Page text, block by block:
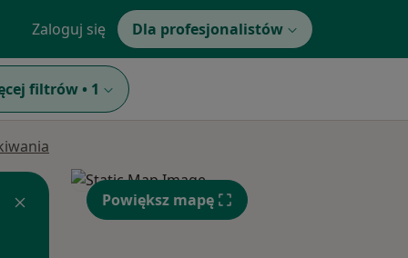
Zaloguj się Dla profesjonalistów
filtrów • 1
Powiększ mapę